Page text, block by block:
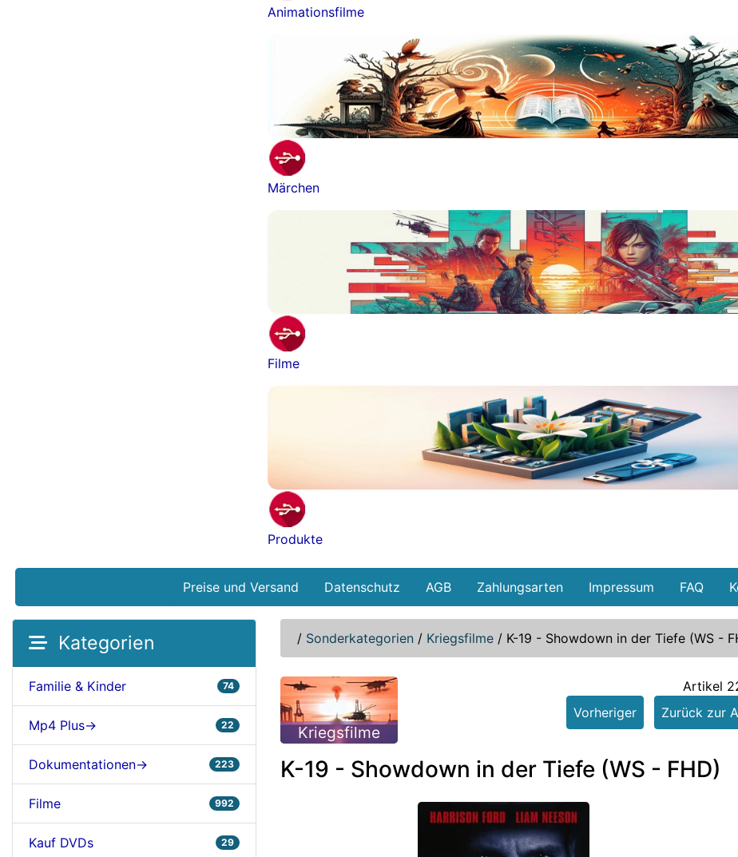
Animationsfilme
Märchen
Filme
Produkte
Preise und Versand Datenschutz AGB Zahlungsarten Impressum FAQ
Kategorien
Familie & Kinder 74
Mp4 Plus-> 22
Dokumentationen-> 223
Filme 992
Kauf DVDs 29
/ Sonderkategorien / Kriegsfilme / K-19 - Showdown in der Tiefe (WS -
Kriegsfilme
Artikel
Vorheriger
Zurück zur
K-19 - Showdown in der Tiefe (WS - FHD)